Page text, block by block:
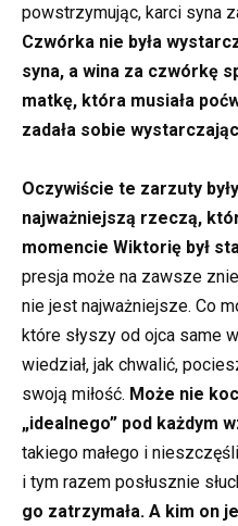
powstrzymując, karci syna
Czwórka nie była
syna, a wina za czwórkę
matkę, która musiała
zadała sobie
Oczywiście te zarzuty
najważniejszą rzeczą,
momencie Wiktorię był
presja może na zawsze
nie jest najważniejsze. Co
które słyszy od ojca same
wiedział, jak chwalić,
swoją miłość. Może nie
„idealnego” pod każdym
takiego małego i
i tym razem posłusznie
go zatrzymała. A kim on